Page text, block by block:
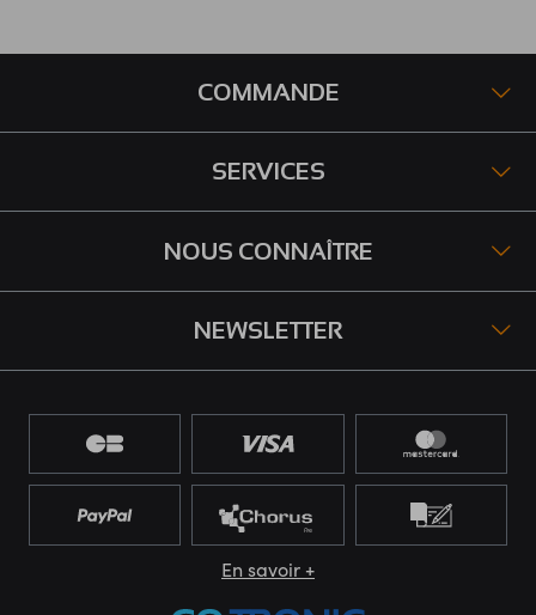
COMMANDE
SERVICES
NOUS CONNAÎTRE
NEWSLETTER
En savoir +